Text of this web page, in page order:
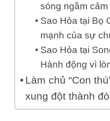
sóng ngầm cảm
Sao Hỏa tại Bọ
mạnh của sự
Sao Hỏa tại
Hành động vì
Làm chủ “Con
xung đột thành